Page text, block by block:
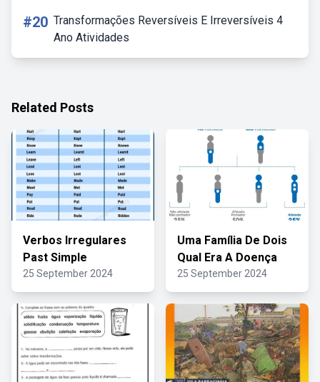
#20 Transformações Reversíveis E Irreversíveis 4
Ano Atividades
Related Posts
Verbos Irregulares
Past Simple
25 September 2024
Uma Família De Dois
Qual Era A Doença
25 September 2024